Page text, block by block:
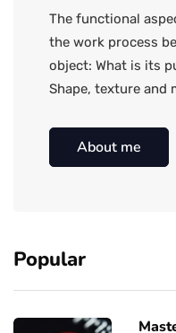
The functional
the work process
object: What is its
Shape, texture and
About me
Popular